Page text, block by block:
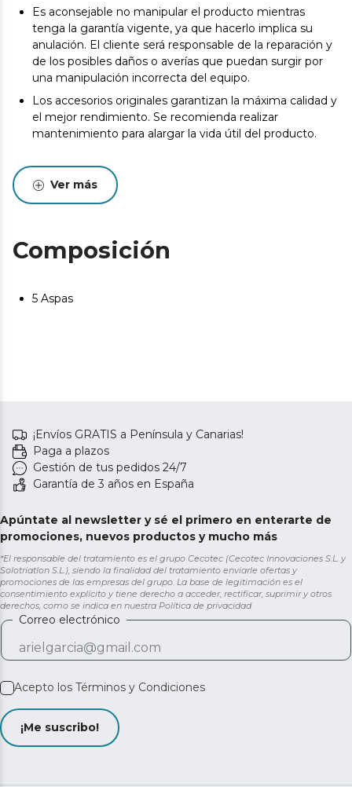
Es aconsejable no manipular el producto mientras
tenga la garantía vigente, ya que hacerlo implica su
anulación. El cliente será responsable de la reparación y
de los posibles daños o averías que puedan surgir por
una manipulación incorrecta del equipo.
Los accesorios originales garantizan la máxima calidad y
el mejor rendimiento. Se recomienda realizar
mantenimiento para alargar la vida útil del producto.
Ver más
Composición
5 Aspas
¡Envíos GRATIS a Península y Canarias!
Paga a plazos
Gestión de tus pedidos 24/7
Garantía de 3 años en España
Apúntate al newsletter y sé el primero en enterarte de
promociones, nuevos productos y mucho más
*El responsable del tratamiento es el grupo Cecotec (Cecotec Innovaciones S.L. y
Solotriatlon S.L.), siendo la finalidad del tratamiento enviarle ofertas y
promociones de las empresas del grupo. La base de legitimación es el
consentimiento explícito y tiene derecho a acceder, rectificar, suprimir y otros
derechos, como se indica en nuestra Política de privacidad
Correo electrónico
Acepto los Términos y Condiciones
¡Me suscribo!